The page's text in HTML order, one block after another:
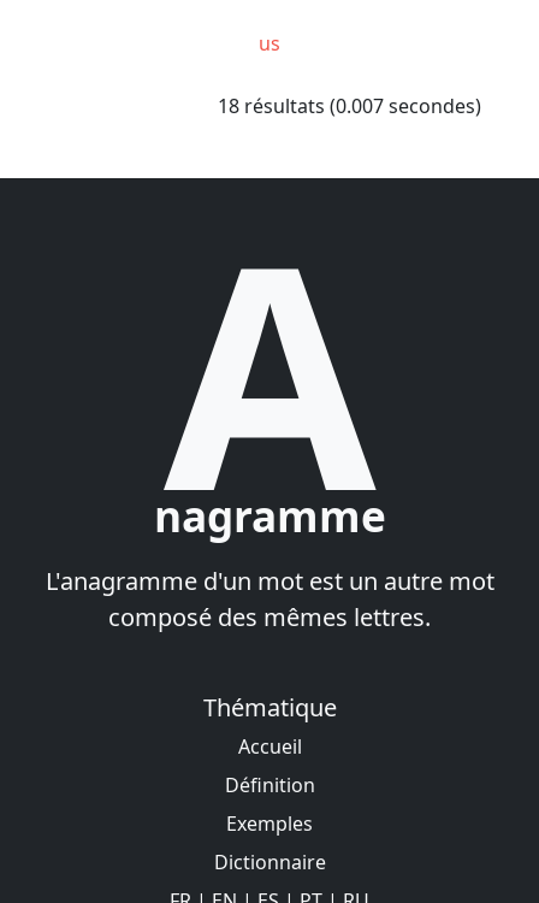
us
18 résultats (0.007 secondes)
A
nagramme
L'anagramme d'un mot est un autre mot
composé des mêmes lettres.
Thématique
Accueil
Définition
Exemples
Dictionnaire